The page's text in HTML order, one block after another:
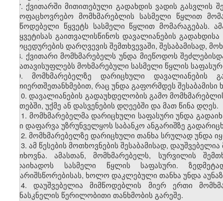
7. ქვითარში მითითებული გადახდის ვადის გასვლის
საყოფაცხოვრებო მომხმარებლის სასმელი წყლით
მიმწოდებელი წყვეტს სასმელი წყლით მომარაგებას.
შეწყვეტისას გაითვალისწინოს დავალიანების
პროცედურების დარღვევის შემთხვევაში, შესაბამისად,
8. ქვითარი მომხმარებელს უნდა მიეწოდოს
არ ათავისუფლებს მოხმარებული სასმელი წყლის
9. მომხმარებელზე დარიცხული დავალიანების
ურთიერთშეთანხმებით, რაც უნდა გაფორმდეს
10. დავალიანების გადაუხდელობის გამო
საათებში, უქმე ან დასვენების დღეებში და მათ წინა დღეს.
11. მომხმარებელმა დარიცხული საფასური უნდა
მისი დაფარვა უზრუნველყოს საბანკო ანგარიშზე
12. მომხმარებელზე დარიცხული თანხა სრულად უნდა
13. ამ წესების მოთხოვნების შესაბამისად,
მოთხოვნა. ამასთან, მომხმარებელს, სურვილის
გადაიხადოს სასმელი წყლის საფასური.
ანგარიშსწორებისას, ხოლო დაკლებული თანხა უნდა
14. დაუშვებელია მიმწოდებლის მიერ ერთი
უკანასკნელის წერილობითი თანხმობის გარეშე.